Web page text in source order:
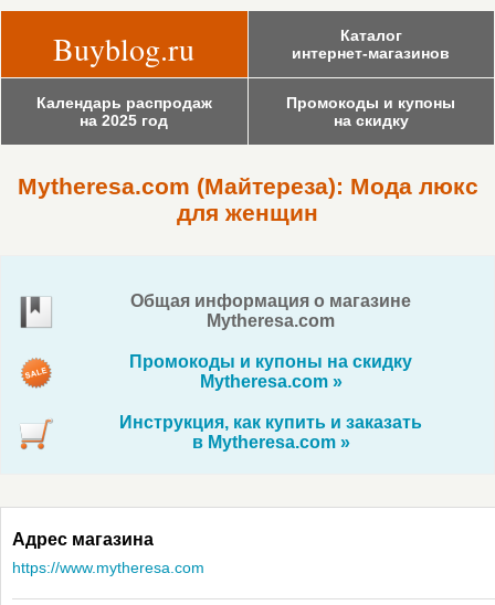
Buyblog.ru
Каталог
интернет-магазинов
Календарь распродаж
на 2025 год
Промокоды и купоны
на скидку
Mytheresa.com (Майтереза): Мода люкс
для женщин
Общая информация о магазине
Mytheresa.com
Промокоды и купоны на скидку
Mytheresa.com »
Инструкция, как купить и заказать
в Mytheresa.com »
Адрес магазина
https://www.mytheresa.com